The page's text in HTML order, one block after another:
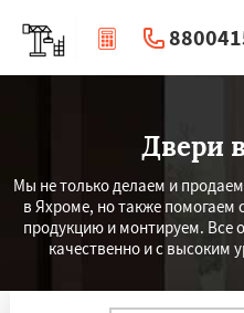
|
Двери
Мы не только делаем и продаем
в Яхроме, но также помогаем
продукцию и монтируем. Все
качественно и с высоким